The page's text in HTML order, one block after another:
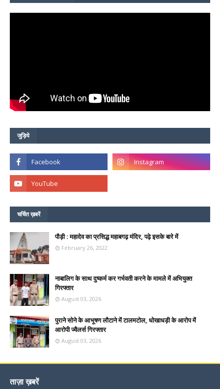
जुड़िये
चर्चित ख़बरें
पौड़ी : महादेव का प्रसिद्ध महाबगढ़ मंदिर, पढ़े इसके बारे में
February 26, 2022
नाबालिग के साथ दुष्कर्म कर गर्भवती करने के मामले में अभियुक्त
गिरफ्तार
August 03, 2026
पुराने सोने के आभूषण लौटाने में टालमटोल, धोखाधड़ी के आरोप में
आरोपी ज्वैलर्स गिरफ्तार
August 03, 2026
ताज़ा ख़बरें